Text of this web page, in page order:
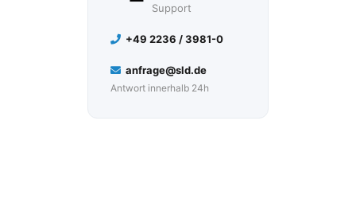
Support
+49 2236 / 3981-0
anfrage@sld.de
Antwort innerhalb 24h